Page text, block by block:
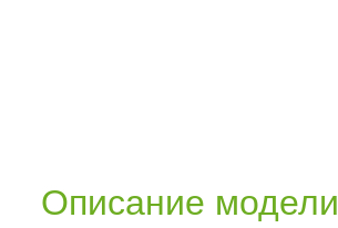
Описание модели